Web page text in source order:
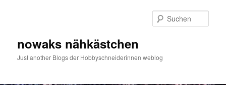
nowaks nähkästchen
Just another Blogs der Hobbyschneiderinnen weblog